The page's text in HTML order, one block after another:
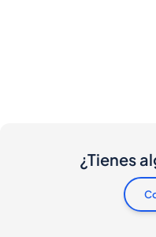
¿Tienes